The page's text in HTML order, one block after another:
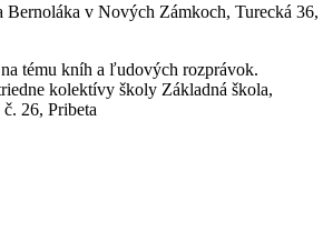
Bernoláka v Nových Zámkoch, Turecká 36,
tému kníh a ľudových rozprávok.
kolektívy školy Základná škola,
26, Pribeta